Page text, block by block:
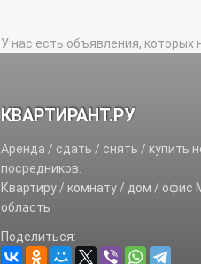
У нас есть объявления, которых
КВАРТИРАНТ.РУ
Аренда / сдать / снять / купить
посредников.
Квартиру / комнату / дом / офис
область
Поделиться: